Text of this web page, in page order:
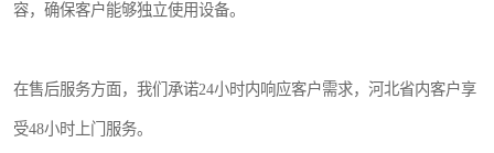
容，确保客户能够独立使用设备。
在售后服务方面，我们承诺24小时内响应客户需求，河北省内客户享
受48小时上门服务。